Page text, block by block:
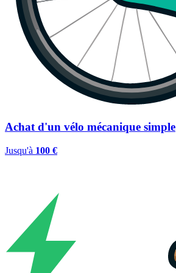
Achat d'un vélo mécanique simple
Jusqu'à 100 €